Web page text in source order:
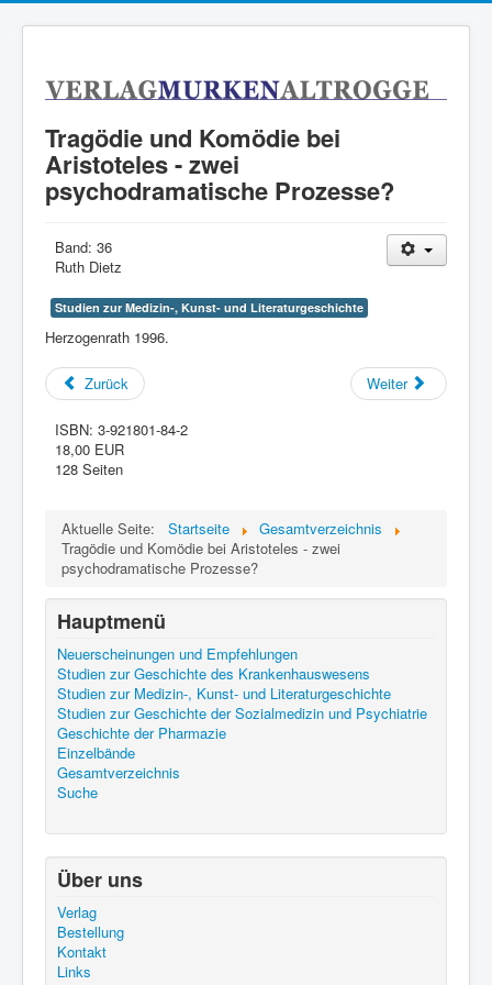
Tragödie und Komödie bei
Aristoteles - zwei
psychodramatische Prozesse?
Band: 36
Ruth Dietz
Studien zur Medizin-, Kunst- und Literaturgeschichte
Herzogenrath 1996.
Zurück Weiter
ISBN: 3-921801-84-2
18,00 EUR
128 Seiten
Aktuelle Seite: Startseite
Gesamtverzeichnis
Tragödie und Komödie bei Aristoteles - zwei
psychodramatische Prozesse?
Hauptmenü
Neuerscheinungen und Empfehlungen
Studien zur Geschichte des Krankenhauswesens
Studien zur Medizin-, Kunst- und Literaturgeschichte
Studien zur Geschichte der Sozialmedizin und Psychiatrie
Geschichte der Pharmazie
Einzelbände
Gesamtverzeichnis
Suche
Über uns
Verlag
Bestellung
Kontakt
Links